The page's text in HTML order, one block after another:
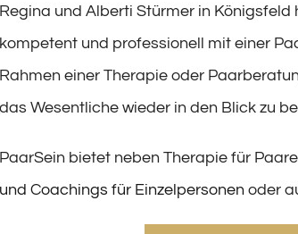
Regina und Alberti Stürmer in Königsfeld
kompetent und professionell mit einer
Rahmen einer Therapie oder
das Wesentliche wieder in den Blick zu
PaarSein bietet neben Therapie für
und Coachings für Einzelpersonen oder